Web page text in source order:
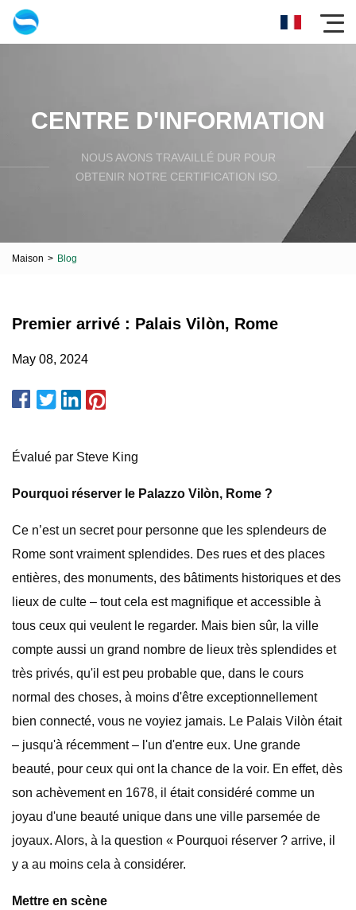
CENTRE D'INFORMATION
NOUS AVONS TRAVAILLÉ DUR POUR
OBTENIR NOTRE CERTIFICATION ISO.
Maison > Blog
Premier arrivé : Palais Vilòn, Rome
May 08, 2024
Évalué par Steve King
Pourquoi réserver le Palazzo Vilòn, Rome ?
Ce n’est un secret pour personne que les splendeurs de
Rome sont vraiment splendides. Des rues et des places
entières, des monuments, des bâtiments historiques et des
lieux de culte – tout cela est magnifique et accessible à
tous ceux qui veulent le regarder. Mais bien sûr, la ville
compte aussi un grand nombre de lieux très splendides et
très privés, qu'il est peu probable que, dans le cours
normal des choses, à moins d'être exceptionnellement
bien connecté, vous ne voyiez jamais. Le Palais Vilòn était
– jusqu'à récemment – ​​l'un d'entre eux. Une grande
beauté, pour ceux qui ont la chance de la voir. En effet, dès
son achèvement en 1678, il était considéré comme un
joyau d'une beauté unique dans une ville parsemée de
joyaux. Alors, à la question « Pourquoi réserver ? arrive, il
y a au moins cela à considérer.
Mettre en scène